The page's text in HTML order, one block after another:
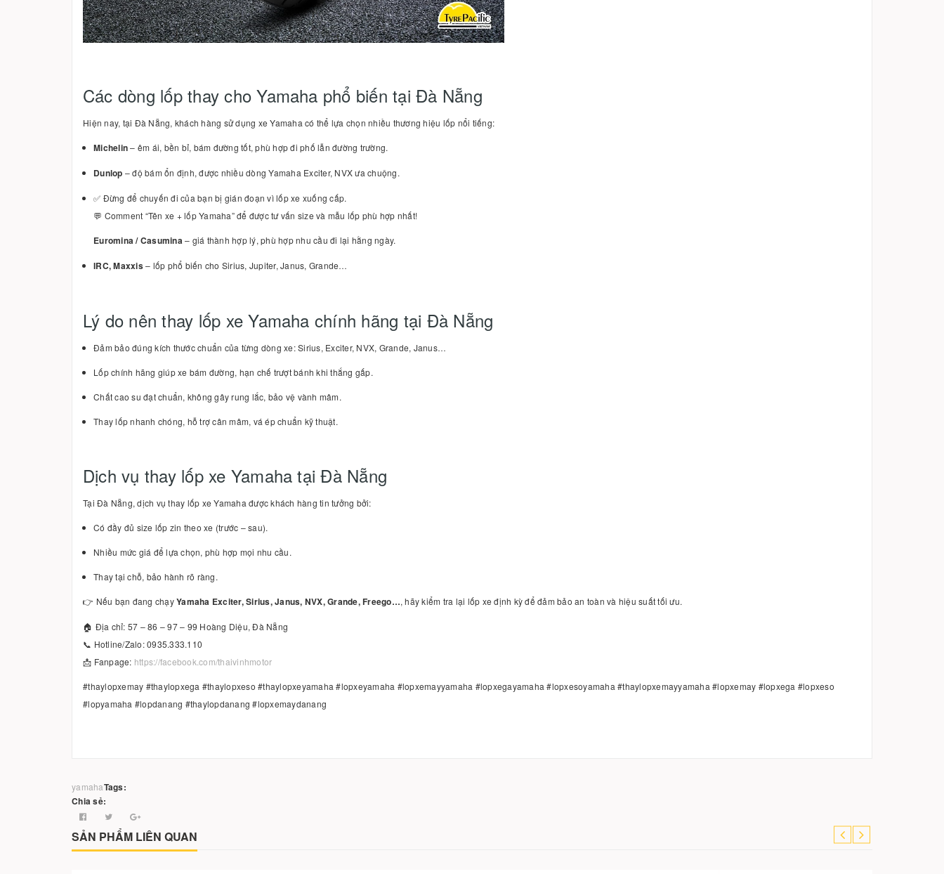
Các dòng lốp thay cho Yamaha phổ biến tại Đà Nẵng
Hiện nay, tại Đà Nẵng, khách hàng sử dụng xe Yamaha có thể lựa chọn nhiều thương hiệu lốp nổi tiếng:
Michelin– êm ái, bền bỉ, bám đường tốt, phù hợp đi phố lẫn đường trường.
Dunlop – độ bám ổn định, được nhiều dòng Yamaha Exciter, NVX ưa chuộng.
✅ Đừng để chuyến đi của bạn bị gián đoạn vì lốp xe xuống cấp.
💬 Comment “Tên xe + lốp Yamaha” để được tư vấn size và mẫu lốp phù hợp nhất!
Euromina / Casumina– giá thành hợp lý, phù hợp nhu cầu đi lại hằng ngày.
IRC, Maxxis– lốp phổ biến cho Sirius, Jupiter, Janus, Grande…
Lý do nên thay lốp xe Yamaha chính hãng tại Đà Nẵng
Đảm bảo đúng kích thước chuẩn của từng dòng xe: Sirius, Exciter, NVX, Grande, Janus…
Lốp chính hãng giúp xe bám đường, hạn chế trượt bánh khi thắng gấp.
Chất cao su đạt chuẩn, không gây rung lắc, bảo vệ vành mâm.
Thay lốp nhanh chóng, hỗ trợ cân mâm, vá ép chuẩn kỹ thuật.
Dịch vụ thay lốp xe Yamaha tại Đà Nẵng
Tại Đà Nẵng, dịch vụ thay lốp xe Yamaha được khách hàng tin tưởng bởi:
Có đầy đủ size lốp zin theo xe (trước – sau).
Nhiều mức giá để lựa chọn, phù hợp mọi nhu cầu.
Thay tại chỗ, bảo hành rõ ràng.
👉 Nếu bạn đang chạyYamaha Exciter, Sirius, Janus, NVX, Grande, Freego…, hãy kiểm tra lại lốp xe định kỳ để đảm bảo an toàn và hiệu suất tối ưu.
🏠 Địa chỉ: 57 – 86 – 97 – 99 Hoàng Diệu, Đà Nẵng
📞 Hotline/Zalo: 0935.333.110
📩 Fanpage: https://facebook.com/thaivinhmotor
#thaylopxemay #thaylopxega #thaylopxeso #thaylopxeyamaha #lopxeyamaha #lopxemayyamaha #lopxegayamaha #lopxesoyamaha #thaylopxemayyamaha #lopxemay #lopxega #lopxeso
#lopyamaha #lopdanang #thaylopdanang #lopxemaydanang
Tags:
yamaha
Chia sẻ:
SẢN PHẨM LIÊN QUAN